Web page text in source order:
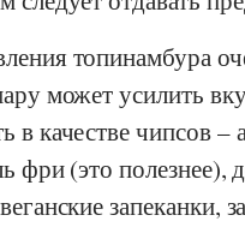
топинамбура
может усилить
в качестве чипсов –
фри (это полезнее),